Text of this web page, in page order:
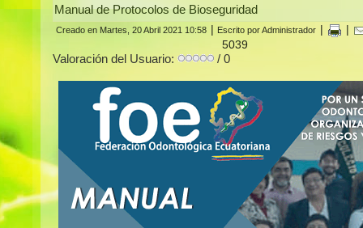
Manual de Protocolos de Bioseguridad
Creado en Martes, 20 Abril 2021 10:58 Escrito por Administrador
5039
Valoración del Usuario: / 0